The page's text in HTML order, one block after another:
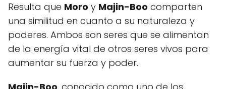
Resulta que Moro y Majin-Boo comparten
una similitud en cuanto a su naturaleza y
poderes. Ambos son seres que se alimentan
de la energía vital de otros seres vivos para
aumentar su fuerza y poder.